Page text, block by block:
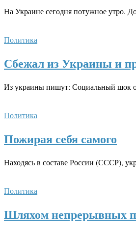
На Украине сегодня потужное утро.
Политика
Сбежал из Украины и
Из украины пишут: Социальный шок
Политика
Пожирая себя самого
Находясь в составе России (СССР),
Политика
Шляхом непрерывных